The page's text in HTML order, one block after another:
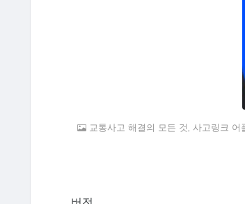
교통사고 해결의 모든 것, 사고링크